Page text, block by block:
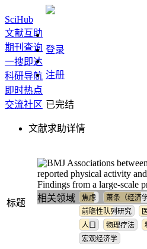
SciHub
文献互助
期刊查询
一搜即达
科研导航
即时热点
交流社区
登录
注册
已完结
文献求助详情
标题
Associations
reported physical activity
Findings from a large-scale
相关领域
焦虑 萧条（经济学
前瞻性队列研究
人口
物理疗法
宏观经济学